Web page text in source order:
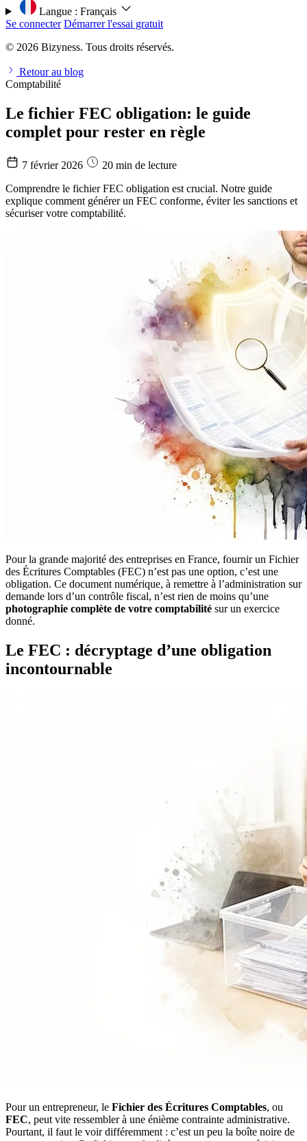
Langue : Français
Se connecter Démarrer l'essai gratuit
© 2026 Bizyness. Tous droits réservés.
Retour au blog
Comptabilité
Le fichier FEC obligation: le guide
complet pour rester en règle
7 février 2026
20 min de lecture
Comprendre le fichier FEC obligation est crucial. Notre guide
explique comment générer un FEC conforme, éviter les sanctions et
sécuriser votre comptabilité.
Pour la grande majorité des entreprises en France, fournir un Fichier
des Écritures Comptables (FEC) n’est pas une option, c’est une
obligation. Ce document numérique, à remettre à l’administration sur
demande lors d’un contrôle fiscal, n’est rien de moins qu’une
photographie complète de votre comptabilité sur un exercice
donné.
Le FEC : décryptage d’une obligation
incontournable
Pour un entrepreneur, le Fichier des Écritures Comptables, ou
FEC, peut vite ressembler à une énième contrainte administrative.
Pourtant, il faut le voir différemment : c’est un peu la boîte noire de